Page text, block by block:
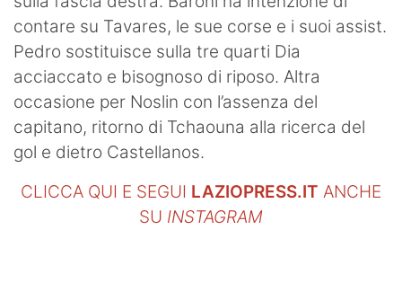
contare su Tavares, le sue corse e i suoi assist.
Pedro sostituisce sulla tre quarti Dia
acciaccato e bisognoso di riposo. Altra
occasione per Noslin con l’assenza del
capitano, ritorno di Tchaouna alla ricerca del
gol e dietro Castellanos.
CLICCA QUI E SEGUI LAZIOPRESS.IT ANCHE
SU INSTAGRAM